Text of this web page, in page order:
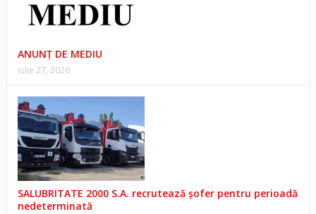
ANUNŢ DE MEDIU
iulie 27, 2026
SALUBRITATE 2000 S.A. recrutează șofer pentru perioadă
nedeterminată